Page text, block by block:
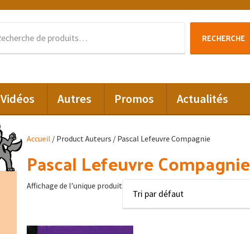
RECHERCHE
Vidéos Autres Promos Actualités
Accueil / Product Auteurs / Pascal Lefeuvre Compagnie
Pascal Lefeuvre Compagnie
Affichage de l’unique produit